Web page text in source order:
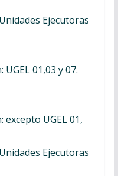
Ejecutoras
01,03 y 07.
excepto UGEL 01,
Ejecutoras